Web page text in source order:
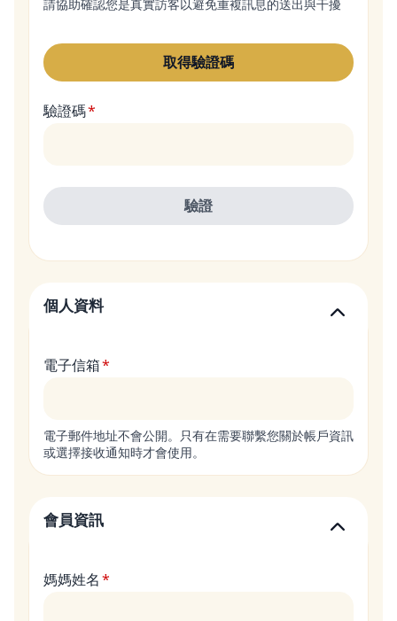
請協助確認您是真實訪客以避免重複訊息的送出與干擾
驗證碼
個人資料
電子信箱
電子郵件地址不會公開。只有在需要聯繫您關於帳戶資訊
或選擇接收通知時才會使用。
會員資訊
媽媽姓名